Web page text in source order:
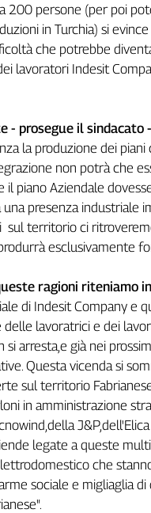
200 persone (per poi
in Turchia) si
che potrebbe
lavoratori Indesit
- prosegue il sindacato
la produzione dei
non potrà che
il piano Aziendale
una presenza industriale
sul territorio ci
esclusivamente
ragioni riteniamo
di Indesit Company e
delle lavoratrici e dei
si arresta,e già nei
Questa vicenda si
sul territorio
in amministrazione
legate a queste
che
sociale e migliaglia di